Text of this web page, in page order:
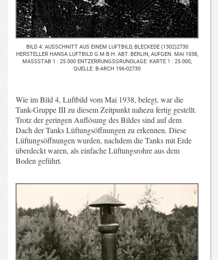
BILD 4: AUSSCHNITT AUS EINEM LUFTBILD, BLECKEDE (1302)2730
HERSTELLER HANSA LUFTBILD G.M.B.H. ABT. BERLIN, AUFGEN. MAI 1938,
MASSSTAB 1 : 25 000 ENTZERRUNGSGRUNDLAGE: KARTE 1 : 25 000, Q
UELLE: B-ARCH 196-02730
Wie im Bild 4, Luftbild vom Mai 1938, belegt, war die
Tank-Gruppe III zu diesem Zeitpunkt nahezu fertig gestellt.
Trotz der geringen Auflösung des Bildes sind auf dem
Dach der Tanks Lüftungsöffnungen zu erkennen. Diese
Lüftungsöffnungen wurden, nachdem die Tanks mit Erde
überdeckt waren, als einfache Lüftungsrohre aus dem
Boden geführt.